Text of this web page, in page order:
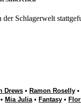
der Schlagerwelt
Drews • Ramon Roselly •
• Mia Julia• Fantasy •